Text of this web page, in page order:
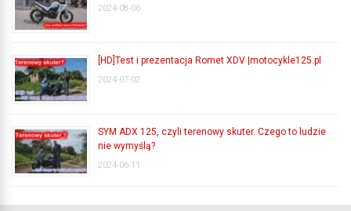
2024-08-06
[HD]Test i prezentacja Romet XDV |motocykle125.pl
2024-07-02
SYM ADX 125, czyli terenowy skuter. Czego to ludzie
nie wymyślą?
2024-06-11